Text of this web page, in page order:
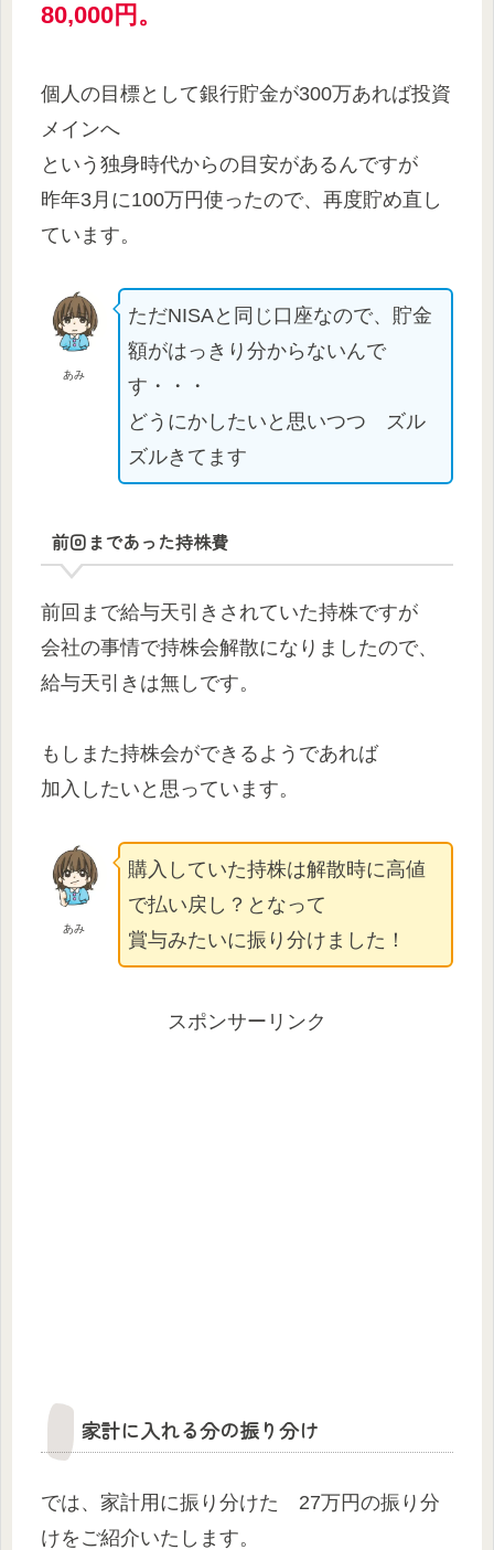
80,000円。
個人の目標として銀行貯金が300万あれば投資
メインへ
という独身時代からの目安があるんですが
昨年3月に100万円使ったので、再度貯め直し
ています。
あみ
ただNISAと同じ口座なので、貯金
額がはっきり分からないんで
す・・・
どうにかしたいと思いつつ ズル
ズルきてます
前回まであった持株費
前回まで給与天引きされていた持株ですが
会社の事情で持株会解散になりましたので、
給与天引きは無しです。
もしまた持株会ができるようであれば
加入したいと思っています。
あみ
購入していた持株は解散時に高値
で払い戻し？となって
賞与みたいに振り分けました！
スポンサーリンク
家計に入れる分の振り分け
では、家計用に振り分けた 27万円の振り分
けをご紹介いたします。